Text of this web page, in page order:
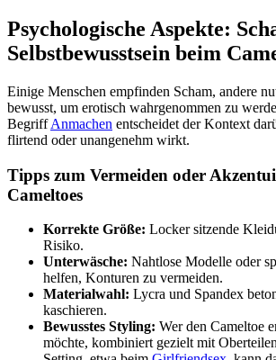
Psychologische Aspekte:
Selbstbewusstsein beim
Einige Menschen empfinden Scham, andere
bewusst, um erotisch wahrgenommen zu
BegriffAnmachen entscheidet der Kontext
flirtend oder unangenehm wirkt.
Tipps zum Vermeiden oder
Cameltoes
Korrekte Größe: Locker sitzende
Risiko.
Unterwäsche: Nahtlose Modelle oder
helfen, Konturen zu vermeiden.
Materialwahl: Lycra und Spandex
kaschieren.
Bewusstes Styling: Wer den Cameltoe
möchte, kombiniert gezielt mit